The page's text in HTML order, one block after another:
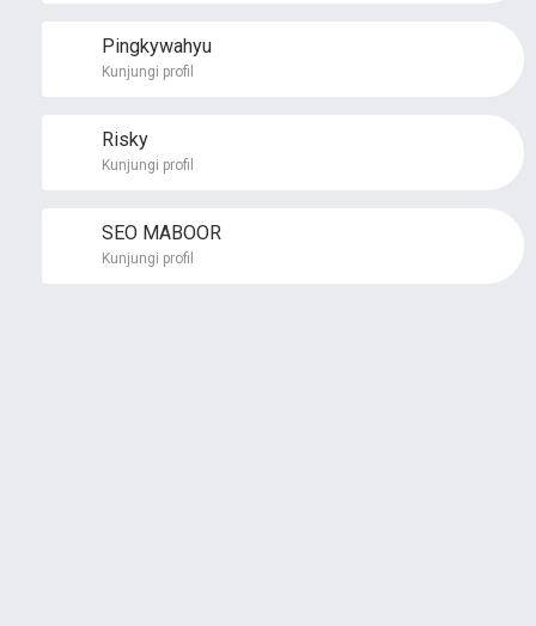
Pingkywahyu
Kunjungi profil
Risky
Kunjungi profil
SEO MABOOR
Kunjungi profil